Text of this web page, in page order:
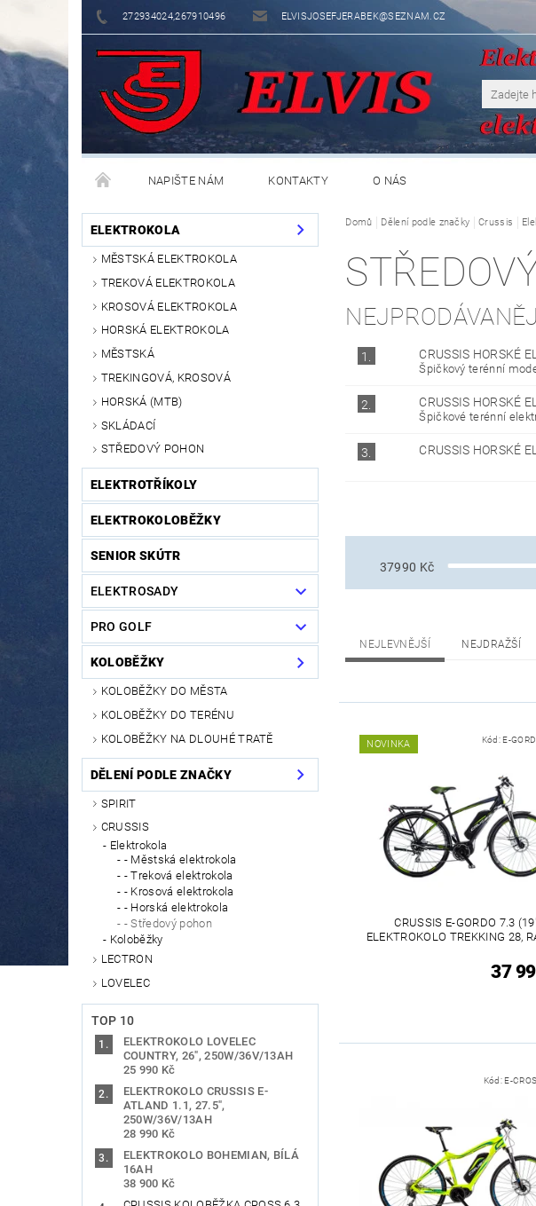
272934024,267910496 ELVISJOSEFJERABEK@SEZNAM.CZ
NAPIŠTE NÁM KONTAKTY O NÁS
ELEKTROKOLA
MĚSTSKÁ ELEKTROKOLA
TREKOVÁ ELEKTROKOLA
KROSOVÁ ELEKTROKOLA
HORSKÁ ELEKTROKOLA
MĚSTSKÁ
TREKINGOVÁ, KROSOVÁ
HORSKÁ (MTB)
SKLÁDACÍ
STŘEDOVÝ POHON
ELEKTROTŘÍKOLY
ELEKTROKOLOBĚŽKY
SENIOR SKÚTR
ELEKTROSADY
PRO GOLF
KOLOBĚŽKY
KOLOBĚŽKY DO MĚSTA
KOLOBĚŽKY DO TERÉNU
KOLOBĚŽKY NA DLOUHÉ TRATĚ
DĚLENÍ PODLE ZNAČKY
SPIRIT
CRUSSIS
Elektrokola
- Městská elektrokola
- Treková elektrokola
- Krosová elektrokola
- Horská elektrokola
- Středový pohon
Koloběžky
LECTRON
LOVELEC
TOP 10
ELEKTROKOLO LOVELEC
COUNTRY, 26", 250W/36V/13AH
25 990 Kč
ELEKTROKOLO CRUSSIS E-
ATLAND 1.1, 27.5",
250W/36V/13AH
28 990 Kč
ELEKTROKOLO BOHEMIAN, BÍLÁ
16AH
38 900 Kč
Domů Dělení podle značky Crussis
1. CRUSSIS HORSKÉ
Špičkový terénní
2. CRUSSIS HORSKÉ
Špičkové terénní
3. CRUSSIS HORSKÉ
37990 Kč
NEJLEVNĚJŠÍ NEJDRAŽŠÍ
NOVINKA Kód: E-
CRUSSIS E-GORDO 7.3
ELEKTROKOLO TREKKING 28,
37
Kód: E-